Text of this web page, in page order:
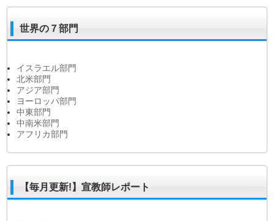
世界の７部門
イスラエル部門
北米部門
アジア部門
ヨーロッパ部門
中東部門
中南米部門
アフリカ部門
【毎月更新!】宣教師レポート